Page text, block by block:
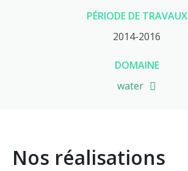
PÉRIODE DE TRAVAUX
2014-2016
DOMAINE
water
Nos réalisations